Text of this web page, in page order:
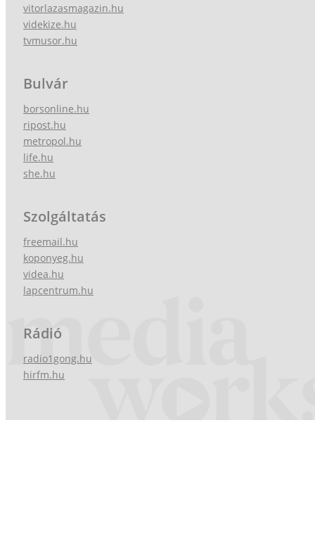
vitorlazasmagazin.hu
videkize.hu
tvmusor.hu
Bulvár
borsonline.hu
ripost.hu
metropol.hu
life.hu
she.hu
Szolgáltatás
freemail.hu
koponyeg.hu
videa.hu
lapcentrum.hu
Rádió
radio1gong.hu
hirfm.hu